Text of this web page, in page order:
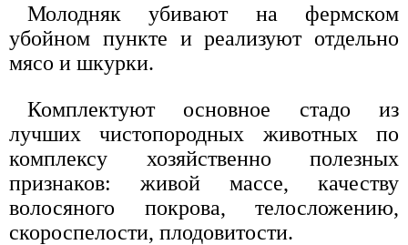
Молодняк убивают на фермском
убойном пункте и реализуют отдельно
мясо и шкурки.
Комплектуют основное стадо из
лучших чистопородных животных по
комплексу хозяйственно полезных
признаков: живой массе, качеству
волосяного покрова, телосложению,
скороспелости, плодовитости.